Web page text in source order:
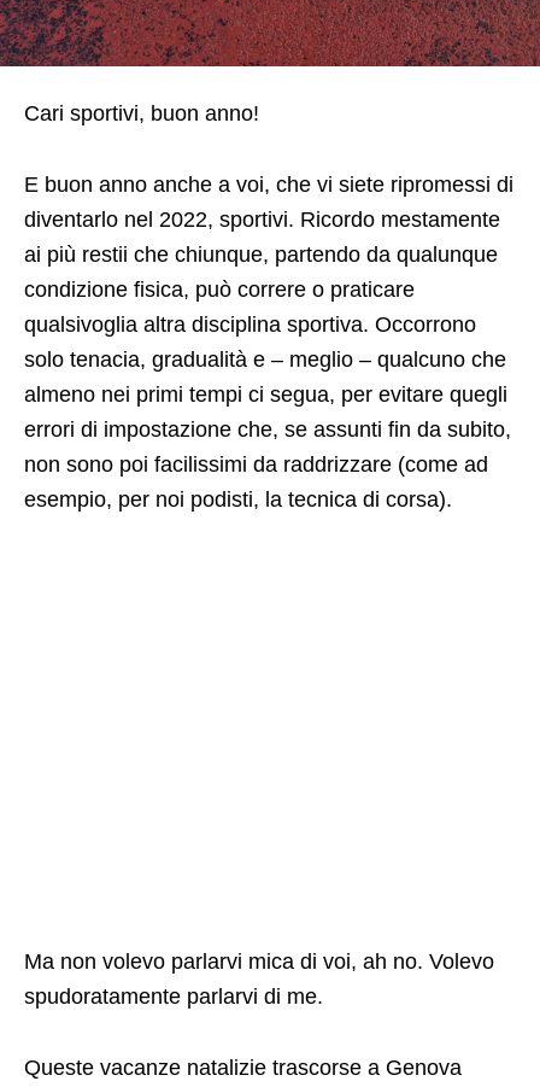
Cari sportivi, buon anno!
E buon anno anche a voi, che vi siete ripromessi di
diventarlo nel 2022, sportivi. Ricordo mestamente
ai più restii che chiunque, partendo da qualunque
condizione fisica, può correre o praticare
qualsivoglia altra disciplina sportiva. Occorrono
solo tenacia, gradualità e – meglio – qualcuno che
almeno nei primi tempi ci segua, per evitare quegli
errori di impostazione che, se assunti fin da subito,
non sono poi facilissimi da raddrizzare (come ad
esempio, per noi podisti, la tecnica di corsa).
Ma non volevo parlarvi mica di voi, ah no. Volevo
spudoratamente parlarvi di me.
Queste vacanze natalizie trascorse a Genova